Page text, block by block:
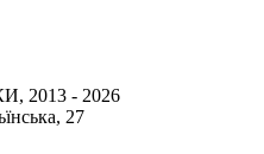
2013 - 2026
27